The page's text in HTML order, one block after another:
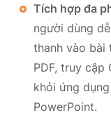
Tích hợp đa
người dùng
thanh vào bài
PDF, truy cập
khỏi ứng
PowerPoint.